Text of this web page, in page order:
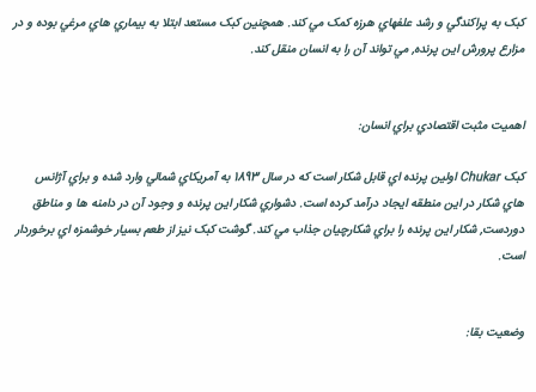
کبک به پراکندگي و رشد علفهاي هرزه کمک مي کند. همچنين کبک مستعد ابتلا به بيماري هاي مرغي بوده و در
مزارع پرورش اين پرنده, مي تواند آن را به انسان منقل کند.
اهميت مثبت اقتصادي براي انسان:
کبک Chukar اولين پرنده اي قابل شکار است که در سال 1893 به آمريکاي شمالي وارد شده و براي آژانس
هاي شکار در اين منطقه ايجاد درآمد کرده است. دشواري شکار اين پرنده و وجود آن در دامنه ها و مناطق
دوردست, شکار اين پرنده را براي شکارچيان جذاب مي کند. گوشت کبک نيز از طعم بسيار خوشمزه اي برخوردار
است.
وضعيت بقا: